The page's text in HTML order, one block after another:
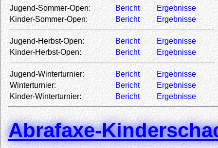
Jugend-Sommer-Open: Bericht
Ergebnisse
Kinder-Sommer-Open:
Bericht Ergebnisse
Jugend-Herbst-Open: Bericht
Ergebnisse
Kinder-Herbst-Open:
Bericht Ergebnisse
Jugend-Winterturnier: Bericht
Ergebnisse
Winterturnier:
Bericht
Ergebnisse
Kinder-Winterturnier:
Bericht Ergebnisse
Abrafaxe-